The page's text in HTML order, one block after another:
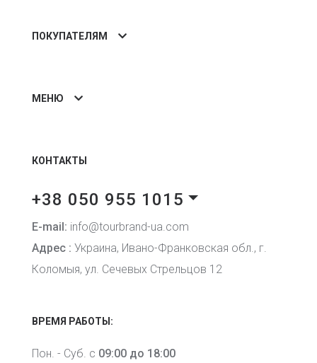
ПОКУПАТЕЛЯМ
МЕНЮ
КОНТАКТЫ
+38 050 955 1015
E-mail: info@tourbrand-ua.com
Адрес : Украина, Ивано-Франковская обл., г.
Коломыя, ул. Сечевых Стрельцов 12
ВРЕМЯ РАБОТЫ:
Пон. - Суб. с 09:00 до 18:00